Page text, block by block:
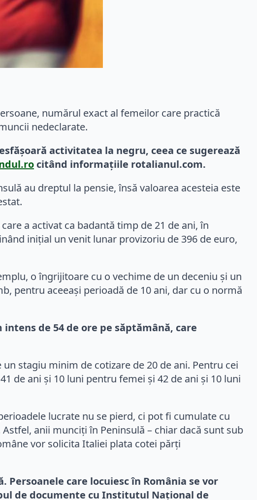
numărul exact al femeilor care practică
nedeclarate.
activitatea la negru, ceea ce sugerează
citând informațiile rotalianul.com.
au dreptul la pensie, însă valoarea acesteia este
a activat ca badantă timp de 21 de ani, în
inițial un venit lunar provizoriu de 396 de euro,
o îngrijitoare cu o vechime de un deceniu și un
pentru aceeași perioadă de 10 ani, dar cu o normă
de 54 de ore pe săptămână, care
stagiu minim de cotizare de 20 de ani. Pentru cei
de ani și 10 luni pentru femei și 42 de ani și 10 luni
lucrate nu se pierd, ci pot fi cumulate cu
anii munciți în Peninsulă – chiar dacă sunt sub
vor solicita Italiei plata cotei părți
care locuiesc în România se vor
de documente cu Institutul Național de